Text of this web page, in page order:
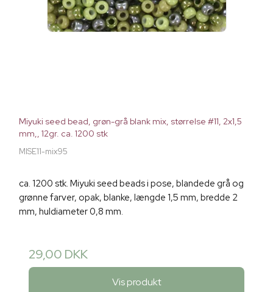
Miyuki seed bead, grøn-grå blank mix, størrelse #11, 2x1,5
mm,, 12gr. ca. 1200 stk
MISE11-mix95
ca. 1200 stk. Miyuki seed beads i pose, blandede grå og
grønne farver, opak, blanke, længde 1,5 mm, bredde 2
mm, huldiameter 0,8 mm.
29,00 DKK
Vis produkt